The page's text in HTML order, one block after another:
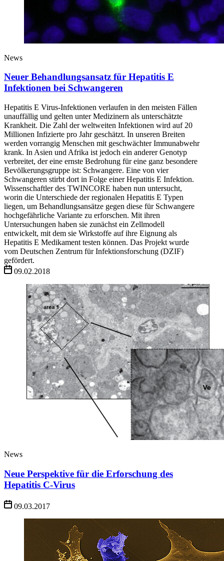
News
Neuer Behandlungsansatz für Hepatitis E
Infektionen bei Schwangeren
Hepatitis E Virus-Infektionen verlaufen in den meisten Fällen
unauffällig und gelten unter Medizinern als unterschätzte
Krankheit. Die Zahl der weltweiten Infektionen wird auf 20
Millionen Infizierte pro Jahr geschätzt. In unseren Breiten
werden vorrangig Menschen mit geschwächter Immunabwehr
krank. In Asien und Afrika ist jedoch ein anderer Genotyp
verbreitet, der eine ernste Bedrohung für eine ganz besondere
Bevölkerungsgruppe ist: Schwangere. Eine von vier
Schwangeren stirbt dort in Folge einer Hepatitis E Infektion.
Wissenschaftler des TWINCORE haben nun untersucht,
worin die Unterschiede der regionalen Hepatitis E Typen
liegen, um Behandlungsansätze gegen diese für Schwangere
hochgefährliche Variante zu erforschen. Mit ihren
Untersuchungen haben sie zunächst ein Zellmodell
entwickelt, mit dem sie Wirkstoffe auf ihre Eignung als
Hepatitis E Medikament testen können. Das Projekt wurde
vom Deutschen Zentrum für Infektionsforschung (DZIF)
gefördert.
09.02.2018
News
Neue Perspektive für die Erforschung des
Hepatitis C-Virus
09.03.2017